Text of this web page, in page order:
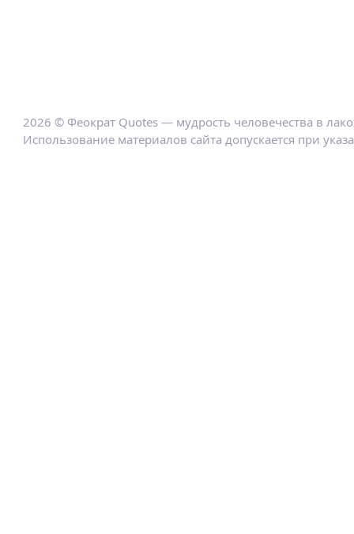
2026 © Феократ Quotes — мудрость человечества в
Использование материалов сайта допускается при